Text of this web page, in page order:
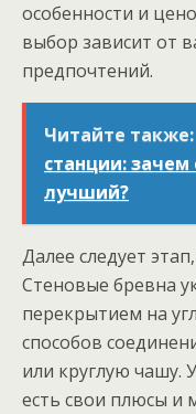
особенности и
выбор зависит от
предпочтений.
Читайте также:
станции:
лучший?
Далее следует
Стеновые бревна
перекрытием на
способов
или круглую чашу.
есть свои плюсы и